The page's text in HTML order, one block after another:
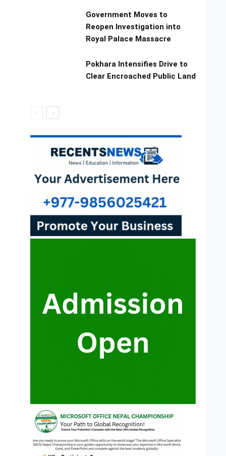
Government Moves to
Reopen Investigation into
Royal Palace Massacre
Pokhara Intensifies Drive to
Clear Encroached Public Land